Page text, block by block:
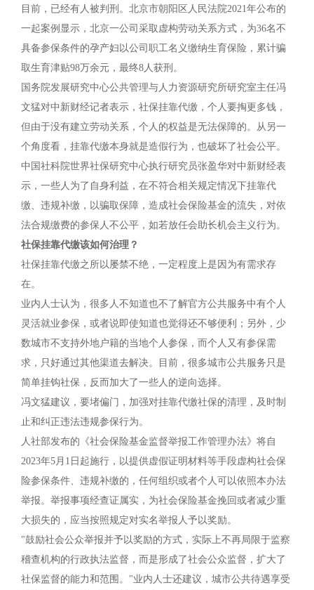
目前，已经有人被判刑。北京市朝阳区人民法院2021年公布的
一起案例显示，北京一公司采取虚构劳动关系方式，为36名不
具备参保条件的孕产妇以公司职工名义缴纳生育保险，累计骗
取生育津贴98万余元，最终8人获刑。
国务院发展研究中心公共管理与人力资源研究所研究室主任冯
文猛对中新财经记者表示，社保挂靠代缴，个人要掏更多钱，
但由于没有建立劳动关系，个人的权益是无法保障的。从另一
个角度看，挂靠代缴本身就是造假行为，也破坏了社会公平。
中国社科院世界社保研究中心执行研究员张盈华对中新财经表
示，一些人为了自身利益，在不符合相关规定情况下挂靠代
缴、违规补缴，以骗取保障，造成社会保险基金的流失，对依
法合规缴费的参保人不公平，如若放任会助长机会主义行为。
社保挂靠代缴该如何治理？
社保挂靠代缴之所以屡禁不绝，一定程度上是因为有需求存
在。
业内人士认为，很多人不知道也不了解官方公共服务中有个人
灵活就业参保，或者说即使知道也觉得还不够便利；另外，少
数城市不支持外地户籍的当地个人参保，而个人又有参保需
求，只好通过其他渠道去解决。目前，很多城市公共服务只是
简单挂钩社保，反而加大了一些人的逆向选择。
冯文猛建议，要堵偏门，加强对挂靠代缴社保的清理，及时制
止和纠正违法违规参保行为。
人社部发布的《社会保险基金监督举报工作管理办法》将自
2023年5月1日起施行，以提供虚假证明材料等手段虚构社会保
险参保条件、违规补缴的，任何组织或者个人可以依照本办法
举报。举报事项经查证属实，为社会保险基金挽回或者减少重
大损失的，应当按照规定对实名举报人予以奖励。
"鼓励社会公众举报并予以奖励的方式，实际上不再局限于监察
稽查机构的行政执法监督，而是形成了社会公众监督，扩大了
社保监督的能力和范围。"业内人士还建议，城市公共待遇享受